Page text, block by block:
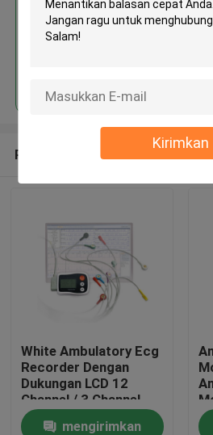
Kirimkan
MOQ： 1 set
Rekomendasi Produk
White Ambulatory Ecg
Recorder Dengan
Dukungan LCD 12
Channel / 3 Channel
ISO FDA
mengirimkan